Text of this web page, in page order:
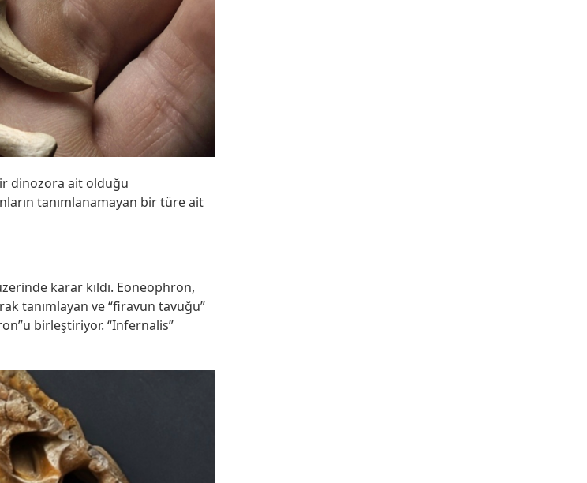
dinozora ait olduğu
tanımlanamayan bir türe ait
karar kıldı. Eoneophron,
tanımlayan ve “firavun tavuğu”
birleştiriyor. “Infernalis”